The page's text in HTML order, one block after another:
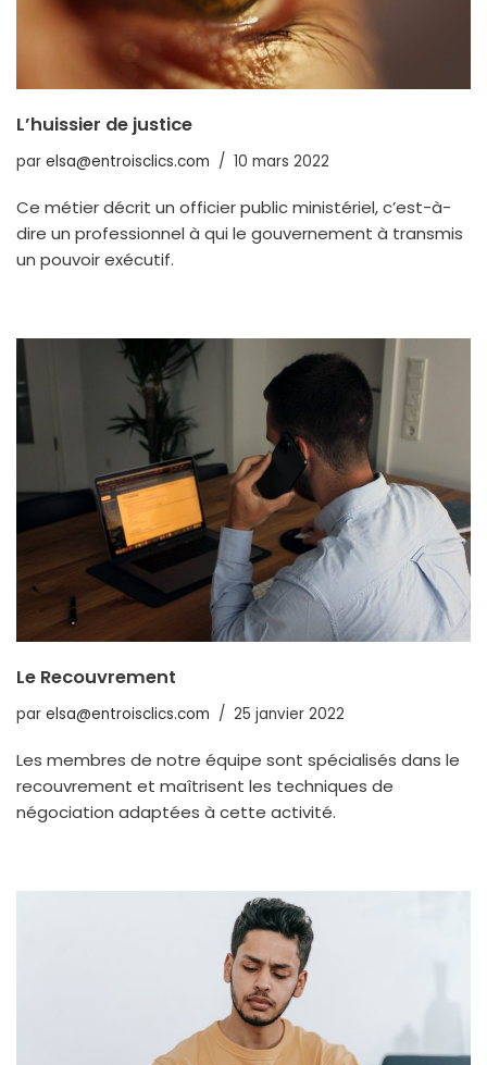
L’huissier de justice
par elsa@entroisclics.com 10 mars 2022
Ce métier décrit un officier public ministériel, c’est-à-
dire un professionnel à qui le gouvernement à transmis
un pouvoir exécutif.
Le Recouvrement
par elsa@entroisclics.com 25 janvier 2022
Les membres de notre équipe sont spécialisés dans le
recouvrement et maîtrisent les techniques de
négociation adaptées à cette activité.